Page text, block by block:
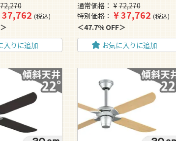
72,270
37,762 税込
入りに追加
通常価格
¥ 72,270
特別価格
¥37,762 税込
47.7% OFF
お気に入りに追加